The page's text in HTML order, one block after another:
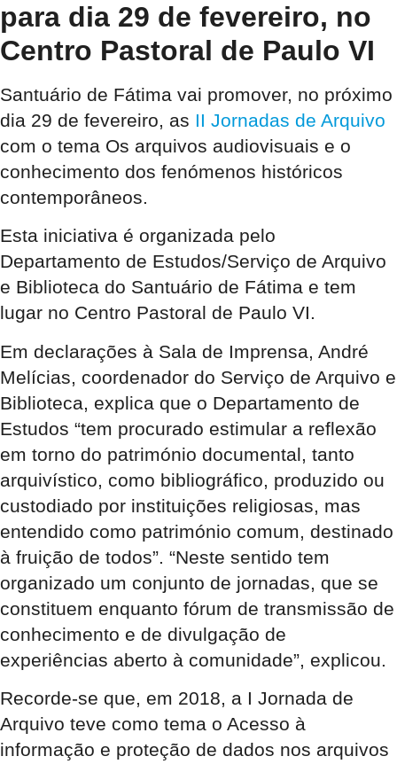
para dia 29 de fevereiro, no
Centro Pastoral de Paulo VI
Santuário de Fátima vai promover, no próximo
dia 29 de fevereiro, as II Jornadas de Arquivo
com o tema Os arquivos audiovisuais e o
conhecimento dos fenómenos históricos
contemporâneos.
Esta iniciativa é organizada pelo
Departamento de Estudos/Serviço de Arquivo
e Biblioteca do Santuário de Fátima e tem
lugar no Centro Pastoral de Paulo VI.
Em declarações à Sala de Imprensa, André
Melícias, coordenador do Serviço de Arquivo e
Biblioteca, explica que o Departamento de
Estudos “tem procurado estimular a reflexão
em torno do património documental, tanto
arquivístico, como bibliográfico, produzido ou
custodiado por instituições religiosas, mas
entendido como património comum, destinado
à fruição de todos”. “Neste sentido tem
organizado um conjunto de jornadas, que se
constituem enquanto fórum de transmissão de
conhecimento e de divulgação de
experiências aberto à comunidade”, explicou.
Recorde-se que, em 2018, a I Jornada de
Arquivo teve como tema o Acesso à
informação e proteção de dados nos arquivos